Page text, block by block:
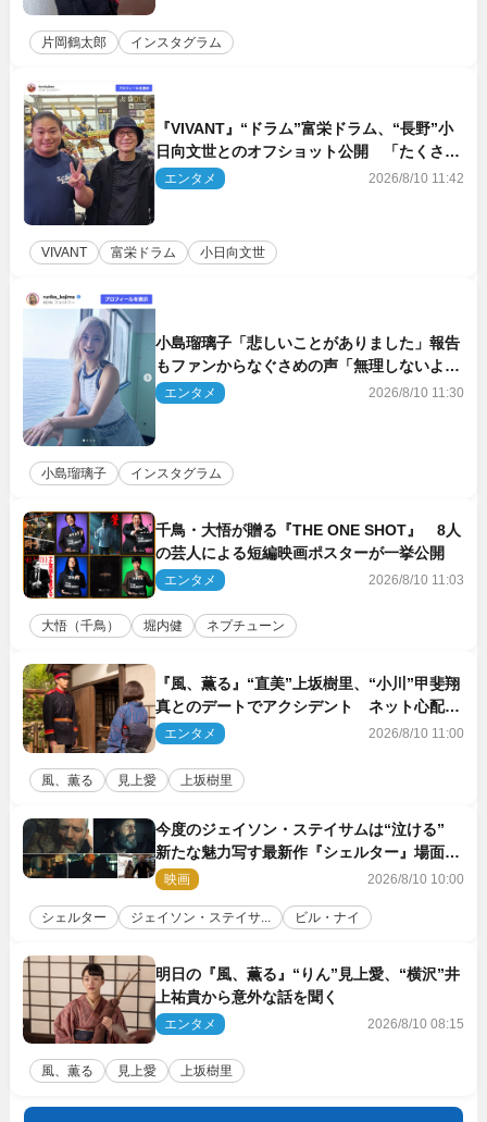
片岡鶴太郎 インスタグラム
『VIVANT』“ドラム”富栄ドラム、“長野”小
日向文世とのオフショット公開 「たくさん
褒めていただいた」と感謝
エンタメ 2026/8/10 11:42
VIVANT 富栄ドラム 小日向文世
小島瑠璃子「悲しいことがありました」報告
もファンからなぐさめの声「無理しないよう
に！」
エンタメ 2026/8/10 11:30
小島瑠璃子 インスタグラム
千鳥・大悟が贈る『THE ONE SHOT』 8人
の芸人による短編映画ポスターが一挙公開
エンタメ 2026/8/10 11:03
大悟（千鳥） 堀内健 ネプチューン
『風、薫る』“直美”上坂樹里、“小川”甲斐翔
真とのデートでアクシデント ネット心配
「何かのフラグ？」「嫌な予感」
エンタメ 2026/8/10 11:00
風、薫る 見上愛 上坂樹里
今度のジェイソン・ステイサムは“泣ける”
新たな魅力写す最新作『シェルター』場面写
真解禁
映画 2026/8/10 10:00
シェルター ジェイソン・ステイサ... ビル・ナイ
明日の『風、薫る』“りん”見上愛、“横沢”井
上祐貴から意外な話を聞く
エンタメ 2026/8/10 08:15
風、薫る 見上愛 上坂樹里